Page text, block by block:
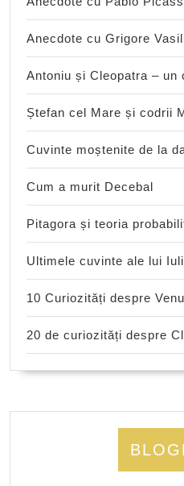
Anecdote cu Grigore
Antoniu și Cleopatra – un
Ștefan cel Mare și codrii
Cuvinte moștenite de la
Cum a murit Decebal
Pitagora și teoria
Ultimele cuvinte ale lui
10 Curiozități despre
20 de curiozități despre